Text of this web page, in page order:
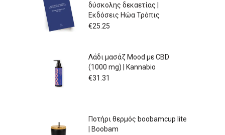
δύσκολης δεκαετίας |
Εκδόσεις Ηώα Τρόπις
€25.25
Λάδι μασάζ Mood με CBD
(1000 mg) | Kannabio
€31.31
Ποτήρι θερμός boobamcup lite
| Boobam